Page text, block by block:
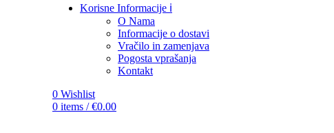
Korisne Informacije ℹ️
O Nama
Informacije o dostavi
Vračilo in zamenjava
Pogosta vprašanja
Kontakt
0 Wishlist
0 items / €0.00